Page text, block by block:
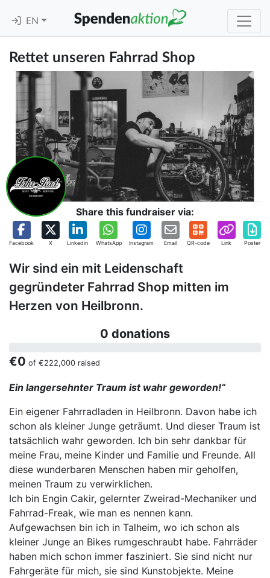
EN
Rettet unseren Fahrrad Shop
Share this fundraiser via:
Facebook X Linkedin WhatsApp Instagram Email QR-code Link Poster
Wir sind ein mit Leidenschaft
gegründeter Fahrrad Shop mitten im
Herzen von Heilbronn.
0 donations
€0 of €222,000 raised
Ein langersehnter Traum ist wahr geworden!“
Ein eigener Fahrradladen in Heilbronn. Davon habe ich
schon als kleiner Junge geträumt. Und dieser Traum ist
tatsächlich wahr geworden. Ich bin sehr dankbar für
meine Frau, meine Kinder und Familie und Freunde. All
diese wunderbaren Menschen haben mir geholfen,
meinen Traum zu verwirklichen.
Ich bin Engin Cakir, gelernter Zweirad-Mechaniker und
Fahrrad-Freak, wie man es nennen kann.
Aufgewachsen bin ich in Talheim, wo ich schon als
kleiner Junge an Bikes rumgeschraubt habe. Fahrräder
haben mich schon immer fasziniert. Sie sind nicht nur
Fahrgeräte für mich, sie sind Kunstobjekte. Meine